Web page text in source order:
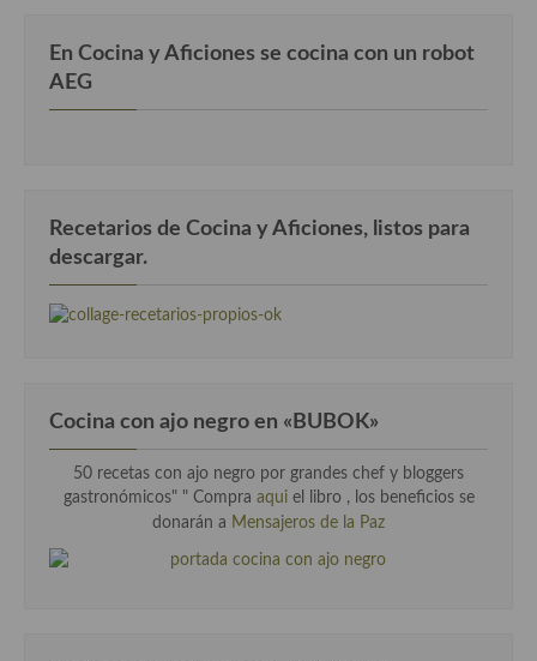
En Cocina y Aficiones se cocina con un robot
AEG
Recetarios de Cocina y Aficiones, listos para
descargar.
Cocina con ajo negro en «BUBOK»
50 recetas con ajo negro por grandes chef y bloggers
gastronómicos" " Compra aqui el libro , los beneficios se
donarán a Mensajeros de la Paz